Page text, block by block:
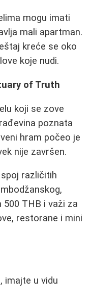
mogu imati
mali apartman.
kreće se oko
koje nudi.
of Truth
koji se zove
poznata
hram počeo je
nije završen.
različitih
500 THB i važi za
restorane i mini
imajte u vidu